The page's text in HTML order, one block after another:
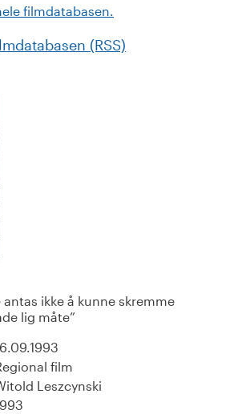
filmdatabasen.
(RSS)
ikke å kunne skremme
lig måte
film
Leszcynski